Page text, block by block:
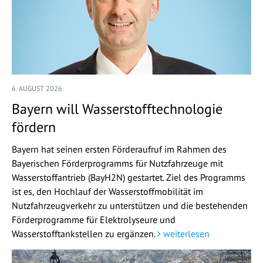
6. AUGUST 2026
Bayern will Wasserstofftechnologie
fördern
Bayern hat seinen ersten Förderaufruf im Rahmen des
Bayerischen Förderprogramms für Nutzfahrzeuge mit
Wasserstoffantrieb (BayH2N) gestartet. Ziel des Programms
ist es, den Hochlauf der Wasserstoffmobilität im
Nutzfahrzeugverkehr zu unterstützen und die bestehenden
Förderprogramme für Elektrolyseure und
Wasserstofftankstellen zu ergänzen.
weiterlesen